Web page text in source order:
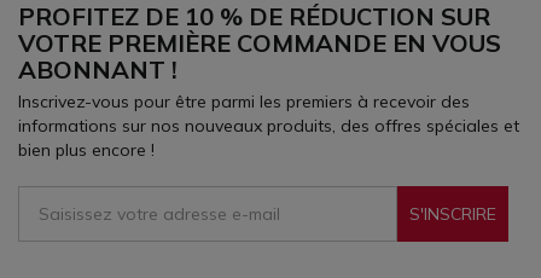
PROFITEZ DE 10 % DE RÉDUCTION SUR
VOTRE PREMIÈRE COMMANDE EN VOUS
ABONNANT !
Inscrivez-vous pour être parmi les premiers à recevoir des
informations sur nos nouveaux produits, des offres spéciales et
bien plus encore !
S'INSCRIRE